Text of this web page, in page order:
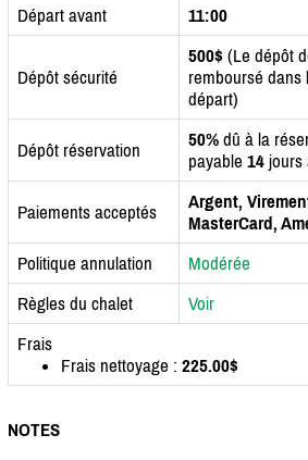
Départ avant
11:00
Dépôt sécurité
500$ (Le dépôt
remboursé dans
départ)
Dépôt réservation 50% dû à la
payable 14 jours
Paiements acceptés
Argent,
MasterCard,
Politique annulation
Modérée
Règles du chalet
Voir
Frais
Frais nettoyage : 225.00$
NOTES